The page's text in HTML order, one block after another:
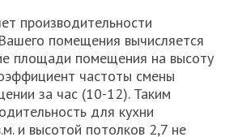
производительности
помещения вычисляется
площади помещения на высоту
частоты смены
за час (10-12). Таким
для кухни
и высотой потолков 2,7 не